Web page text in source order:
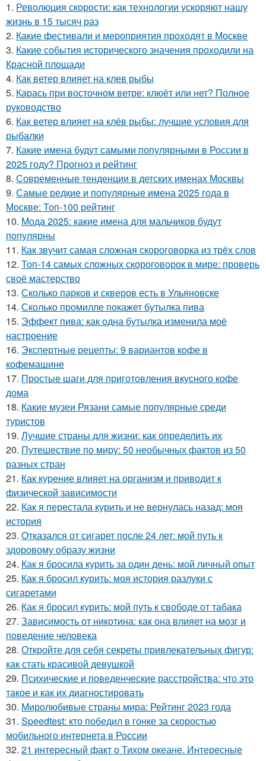
1. Революция скорости: как технологии ускоряют нашу
жизнь в 15 тысяч раз
2. Какие фестивали и мероприятия проходят в Москве
3. Какие события исторического значения проходили на
Красной площади
4. Как ветер влияет на клев рыбы
5. Карась при восточном ветре: клюёт или нет? Полное
руководство
6. Как ветер влияет на клёв рыбы: лучшие условия для
рыбалки
7. Какие имена будут самыми популярными в России в
2025 году? Прогноз и рейтинг
8. Современные тенденции в детских именах Москвы
9. Самые редкие и популярные имена 2025 года в
Москве: Топ-100 рейтинг
10. Мода 2025: какие имена для мальчиков будут
популярны
11. Как звучит самая сложная скороговорка из трёх слов
12. Топ-14 самых сложных скороговорок в мире: проверь
своё мастерство
13. Сколько парков и скверов есть в Ульяновске
14. Сколько промилле покажет бутылка пива
15. Эффект пива: как одна бутылка изменила моё
настроение
16. Экспертные рецепты: 9 вариантов кофе в
кофемашине
17. Простые шаги для приготовления вкусного кофе
дома
18. Какие музеи Рязани самые популярные среди
туристов
19. Лучшие страны для жизни: как определить их
20. Путешествие по миру: 50 необычных фактов из 50
разных стран
21. Как курение влияет на организм и приводит к
физической зависимости
22. Как я перестала курить и не вернулась назад: моя
история
23. Отказался от сигарет после 24 лет: мой путь к
здоровому образу жизни
24. Как я бросила курить за один день: мой личный опыт
25. Как я бросил курить: моя история разлуки с
сигаретами
26. Как я бросил курить: мой путь к свободе от табака
27. Зависимость от никотина: как она влияет на мозг и
поведение человека
28. Откройте для себя секреты привлекательных фигур:
как стать красивой девушкой
29. Психические и поведенческие расстройства: что это
такое и как их диагностировать
30. Миролюбивые страны мира: Рейтинг 2023 года
31. Speedtest: кто победил в гонке за скоростью
мобильного интернета в России
32. 21 интересный факт о Тихом океане. Интересные